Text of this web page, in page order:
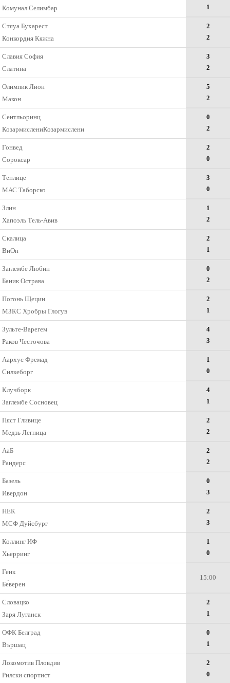
Комунал Селимбар
1
Стяуа Бухарест
Конкордия Кяжна
2
2
Славия София
Слатина
3
2
Олимпик Лион
Макон
5
2
Сентльоринц
КозармислениКозармислени
0
2
Гонвед
Сороксар
2
0
Теплице
МАС Таборско
3
0
Злин
Хапоэль Тель-Авив
1
2
Скалица
ВиОн
2
1
Заглембе Любин
Баник Острава
0
2
Погонь Щецин
МЗКС Хробры Глогув
2
1
Зульте-Варегем
Раков Честочова
4
3
Аархус Фремад
Силкеборг
1
0
Клучборк
Заглембе Сосновец
4
1
Пяст Гливице
Медзь Легница
2
2
АаБ
Рандерс
2
2
Базель
Ивердон
0
3
НЕК
МСФ Дуйсбург
2
3
Коллинг ИФ
Хьерринг
1
0
Генк
Бе́верен
15:00
Словацко
Заря Луганск
2
1
ОФК Белград
Вършац
0
1
Локомотив Пловдив
Рилски спортист
2
0